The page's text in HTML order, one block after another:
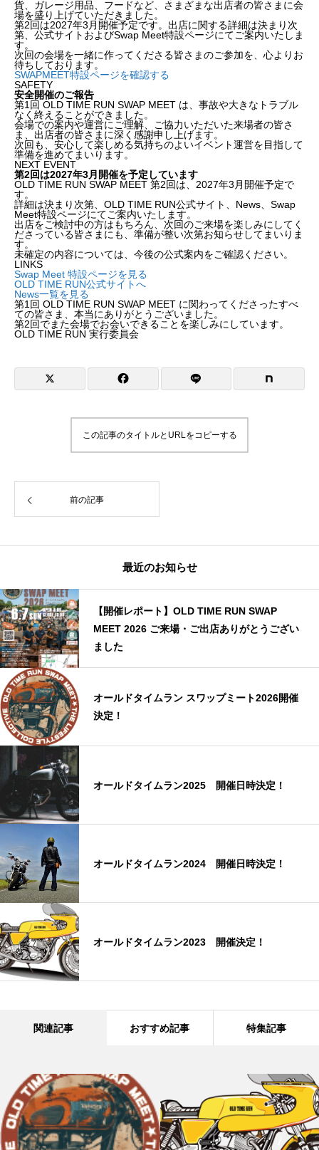
貨、ガレージ用品、フードなど、さまざまな出店者の皆さまに会
場を盛り上げていただきました。
第2回は2027年3月開催予定です。出店に関する詳細は決まり次
第、公式サイトおよびSwap Meet特設ページにてご案内いたしま
す。
次回の会場を一緒に作ってくださる皆さまのご参加を、心よりお
待ちしております。
SWAPMEET特設ページを確認する
SAFETY
安全開催のご報告
第1回 OLD TIME RUN SWAP MEET は、事故や大きなトラブル
なく終えることができました。
会場での案内や運営にご理解、ご協力いただいた来場者の皆さ
ま、出店者の皆さまに深く感謝申し上げます。
次回も、安心して楽しめる気持ちのよいイベント運営を目指して
準備を進めてまいります。
NEXT EVENT
第2回は2027年3月開催を予定しています
OLD TIME RUN SWAP MEET 第2回は、2027年3月開催予定で
す。
詳細は決まり次第、OLD TIME RUN公式サイト、News、Swap
Meet特設ページにてご案内いたします。
出店をご検討中の方はもちろん、次回のご来場を楽しみにしてく
ださっている皆さまにも、準備が整い次第お知らせしてまいりま
す。
未確定の内容については、今後の公式案内をご確認ください。
LINKS
Swap Meet 特設ページを見る
OLD TIME RUN公式サイトへ
News一覧を見る
第1回 OLD TIME RUN SWAP MEET に関わってくださったすべ
ての皆さま、本当にありがとうございました。
第2回でまた会場でお会いできることを楽しみにしています。
OLD TIME RUN 実行委員会
この記事のタイトルとURLをコピーする
前の記事
最近のお知らせ
【開催レポート】OLD TIME RUN SWAP
MEET 2026 ご来場・ご出店ありがとうござい
ました
オールドタイムラン スワップミート2026開催
決定！
オールドタイムラン2025 開催日時決定！
オールドタイムラン2024 開催日時決定！
オールドタイムラン2023 開催決定！
関連記事 おすすめ記事 特集記事